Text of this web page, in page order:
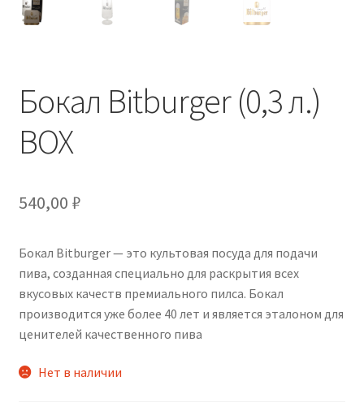
Бокал Bitburger (0,3 л.)
BOX
540,00 ₽
Бокал Bitburger — это культовая посуда для подачи
пива, созданная специально для раскрытия всех
вкусовых качеств премиального пилса. Бокал
производится уже более 40 лет и является эталоном для
ценителей качественного пива
Нет в наличии